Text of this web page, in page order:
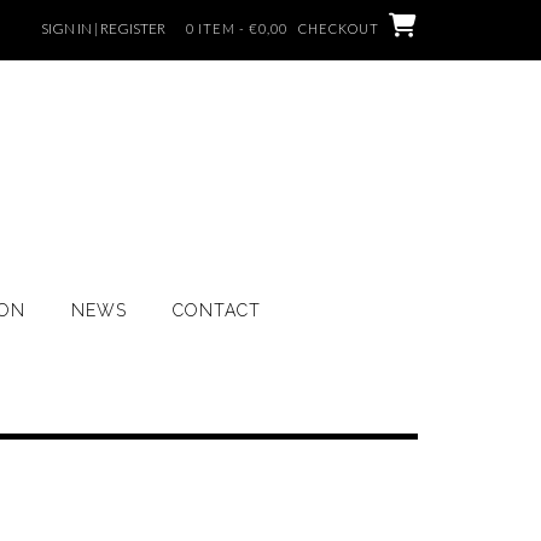
SIGN IN | REGISTER 0 ITEM - €0,00 CHECKOUT
NEWS CONTACT